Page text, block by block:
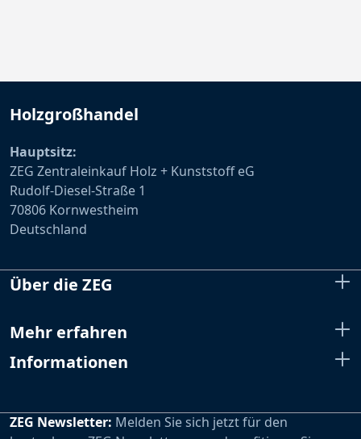
Holzgroßhandel
Hauptsitz:
ZEG Zentraleinkauf Holz + Kunststoff eG
Rudolf-Diesel-Straße 1
70806 Kornwestheim
Deutschland
Über die ZEG
Mehr erfahren
Informationen
ZEG Newsletter: Melden Sie sich jetzt für den